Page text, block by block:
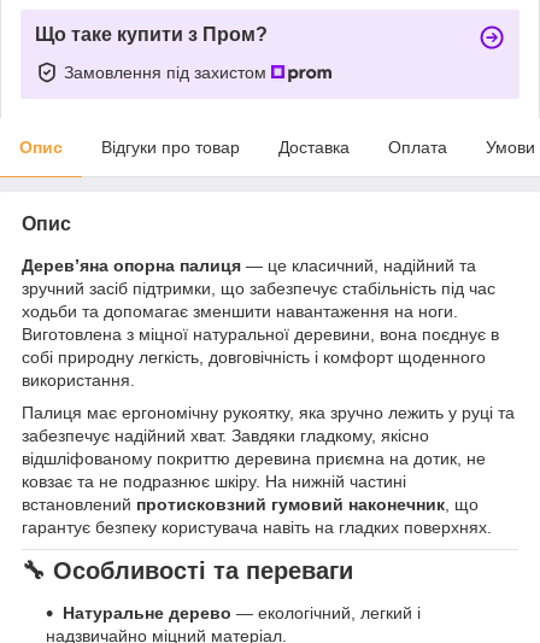
Що таке купити з Пром?
Замовлення під захистом
Опис Відгуки про товар Доставка Оплата Умови
Опис
Дерев’яна опорна палиця — це класичний, надійний та
зручний засіб підтримки, що забезпечує стабільність під час
ходьби та допомагає зменшити навантаження на ноги.
Виготовлена з міцної натуральної деревини, вона поєднує в
собі природну легкість, довговічність і комфорт щоденного
використання.
Палиця має ергономічну рукоятку, яка зручно лежить у руці та
забезпечує надійний хват. Завдяки гладкому, якісно
відшліфованому покриттю деревина приємна на дотик, не
ковзає та не подразнює шкіру. На нижній частині
встановлений протиcковзний гумовий наконечник , що
гарантує безпеку користувача навіть на гладких поверхнях.
🔧 Особливості та переваги
Натуральне дерево — екологічний, легкий і
надзвичайно міцний матеріал.